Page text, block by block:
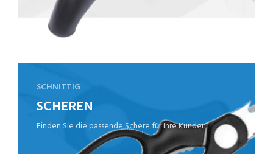
SCHNITTIG
SCHEREN
Finden Sie die passende Schere für Ihre Kunden.